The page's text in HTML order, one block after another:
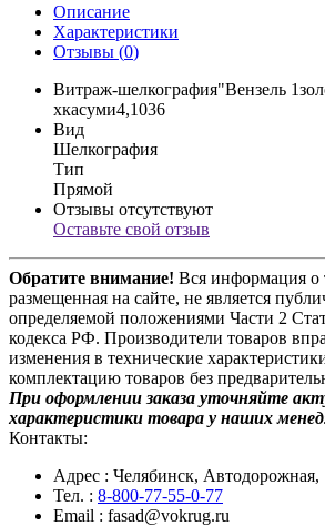
Описание
Характеристики
Отзывы (0)
Витраж-шелкография"Вензель
хкасуми4,1036
Вид
Шелкография
Тип
Прямой
Отзывы отсутствуют
Оставьте свой отзыв
Обратите внимание! Вся информация о
размещенная на сайте, не является
определяемой положениями Части 2
кодекса РФ. Производители товаров
изменения в технические
комплектацию товаров без
При оформлении заказа уточняйте
характеристики товара у наших
Контакты:
Адрес : Челябинск, Автодорожная,
Тел. : 8-800-77-55-0-77
Email : fasad@vokrug.ru